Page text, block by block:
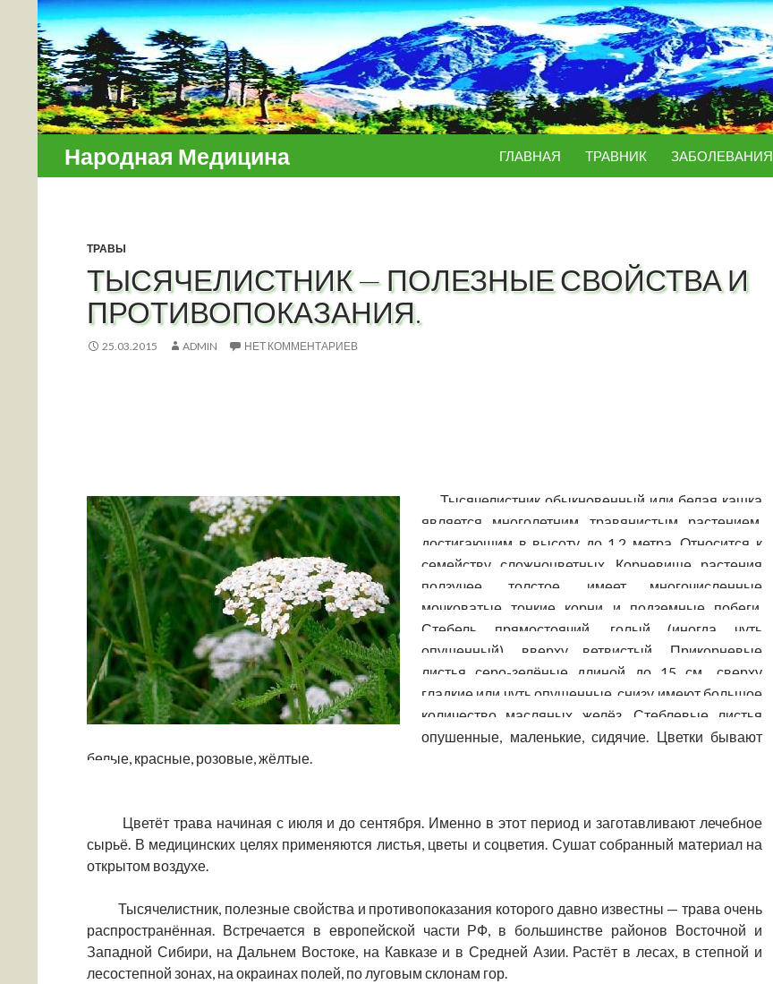
Народная Медицина ГЛАВНАЯ ТРАВНИК ЗАБОЛЕВАНИЯ
ТРАВЫ
ТЫСЯЧЕЛИСТНИК — ПОЛЕЗНЫЕ СВОЙСТВА И
ПРОТИВОПОКАЗАНИЯ.
25.03.2015 ADMIN НЕТ КОММЕНТАРИЕВ
Тысячелистник обыкновенный или белая кашка
является многолетним травянистым растением,
достигающим в высоту до 1,2 метра. Относится к
семейству сложноцветных. Корневище растения
ползучее, толстое, имеет многочисленные
мочковатые тонкие корни и подземные побеги.
Стебель прямостоячий, голый (иногда чуть
опушенный), вверху ветвистый. Прикорневые
листья серо-зелёные длиной до 15 см., сверху
гладкие или чуть опушенные, снизу имеют большое
количество масляных желёз. Стеблевые листья
опушенные, маленькие, сидячие. Цветки бывают
белые, красные, розовые, жёлтые.
Цветёт трава начиная с июля и до сентября. Именно в этот период и заготавливают лечебное
сырьё. В медицинских целях применяются листья, цветы и соцветия. Сушат собранный материал на
открытом воздухе.
Тысячелистник, полезные свойства и противопоказания которого давно известны — трава очень
распространённая. Встречается в европейской части РФ, в большинстве районов Восточной и
Западной Сибири, на Дальнем Востоке, на Кавказе и в Средней Азии. Растёт в лесах, в степной и
лесостепной зонах, на окраинах полей, по луговым склонам гор.